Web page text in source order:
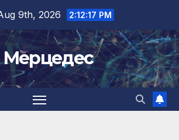
9th, 2026 2:12:18 PM
Мерцедес